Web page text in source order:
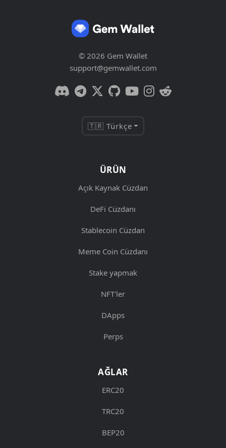
© 2026 Gem Wallet
support@gemwallet.com
🇹🇷 Türkçe
ÜRÜN
Açık Kaynak Cüzdan
DeFi Cüzdanı
Stablecoin Cüzdan
Meme Coin Cüzdanı
Stake yapmak
NFT'ler
DApps
Perps
AĞLAR
ERC20
TRC20
BEP20